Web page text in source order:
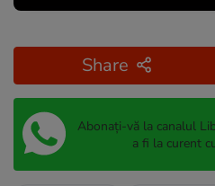
Share
Abonați-vă la canalul
a fi la curent